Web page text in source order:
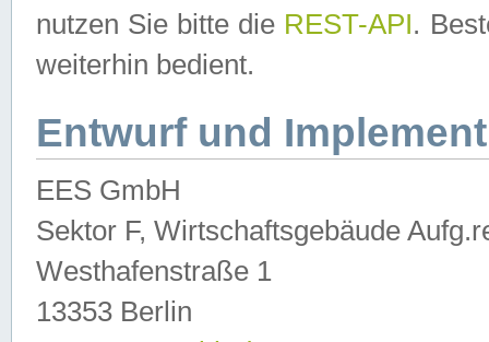
nutzen Sie bitte die REST-API.
weiterhin bedient.
Entwurf und
EES GmbH
Sektor F, Wirtschaftsgebäude
Westhafenstraße 1
13353 Berlin